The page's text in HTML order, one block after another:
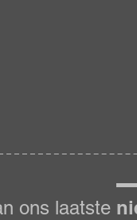
ons laatste